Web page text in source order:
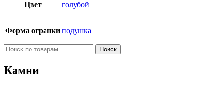
Цвет голубой
Форма огранки подушка
Искать: Поиск
Камни